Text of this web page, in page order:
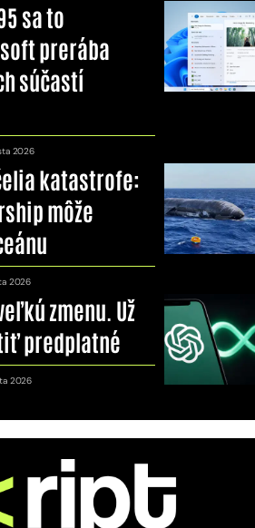
sa to
prerába
súčastí
2026
katastrofe:
môže
2026
zmenu. Už
predplatné
2026